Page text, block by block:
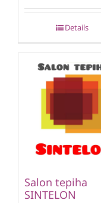
Details
Salon tepiha
SINTELON